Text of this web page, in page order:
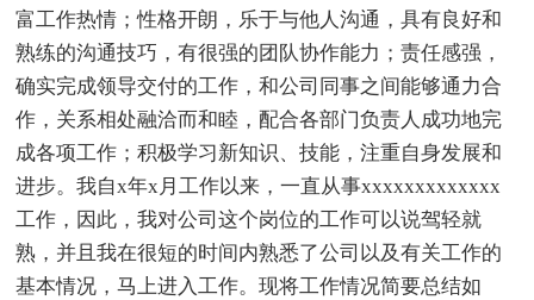
富工作热情；性格开朗，乐于与他人沟通，具有良好和
熟练的沟通技巧，有很强的团队协作能力；责任感强，
确实完成领导交付的工作，和公司同事之间能够通力合
作，关系相处融洽而和睦，配合各部门负责人成功地完
成各项工作；积极学习新知识、技能，注重自身发展和
进步。我自x年x月工作以来，一直从事xxxxxxxxxxxxx
工作，因此，我对公司这个岗位的工作可以说驾轻就
熟，并且我在很短的时间内熟悉了公司以及有关工作的
基本情况，马上进入工作。现将工作情况简要总结如